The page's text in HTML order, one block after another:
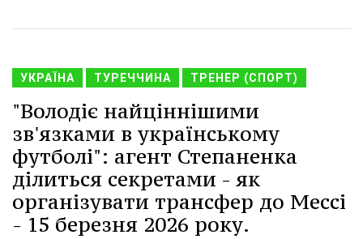
УКРАЇНА ТУРЕЧЧИНА ТРЕНЕР (СПОРТ)
"Володіє найціннішими
зв'язками в українському
футболі": агент Степаненка
ділиться секретами - як
організувати трансфер до Мессі
- 15 березня 2026 року.